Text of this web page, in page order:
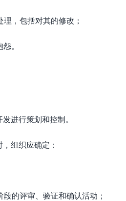
，包括对其的修改；
。
进行策划和控制。
组织应确定：
的评审、验证和确认活动；